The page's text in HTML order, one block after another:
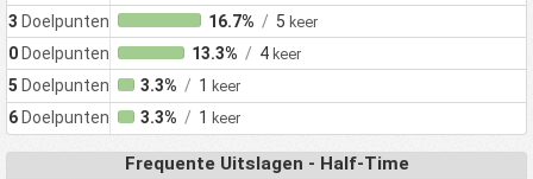
3 Doelpunten 16.7% / 5 keer
0 Doelpunten 13.3% / 4 keer
5 Doelpunten 3.3% / 1keer
6 Doelpunten 3.3% / 1keer
Frequente Uitslagen - Half-Time